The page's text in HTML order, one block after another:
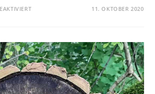
11. OKTOBER 2020